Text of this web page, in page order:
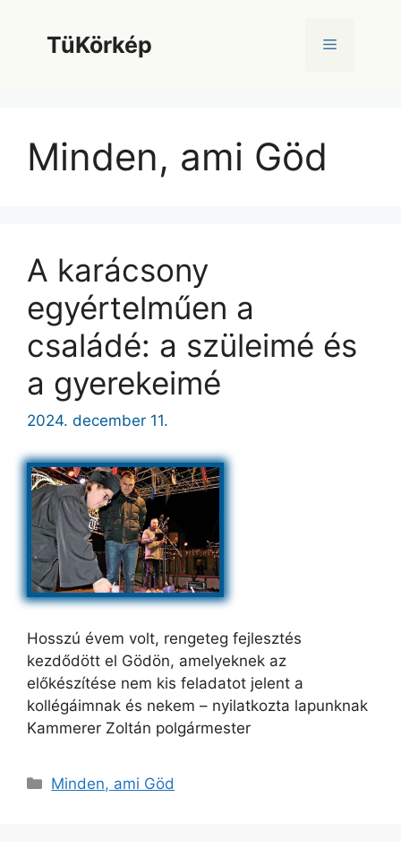
tartalombaTüKörkép Menü
Minden, ami Göd
A karácsony
egyértelműen a
családé: a szüleimé és
a gyerekeimé
2024. december 11.
Hosszú évem volt, rengeteg fejlesztés
kezdődött el Gödön, amelyeknek az
előkészítése nem kis feladatot jelent a
kollégáimnak és nekem – nyilatkozta lapunknak
Kammerer Zoltán polgármester
Kategória
Minden, ami Göd